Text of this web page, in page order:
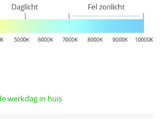
5jr, UDim
werkdag in huis